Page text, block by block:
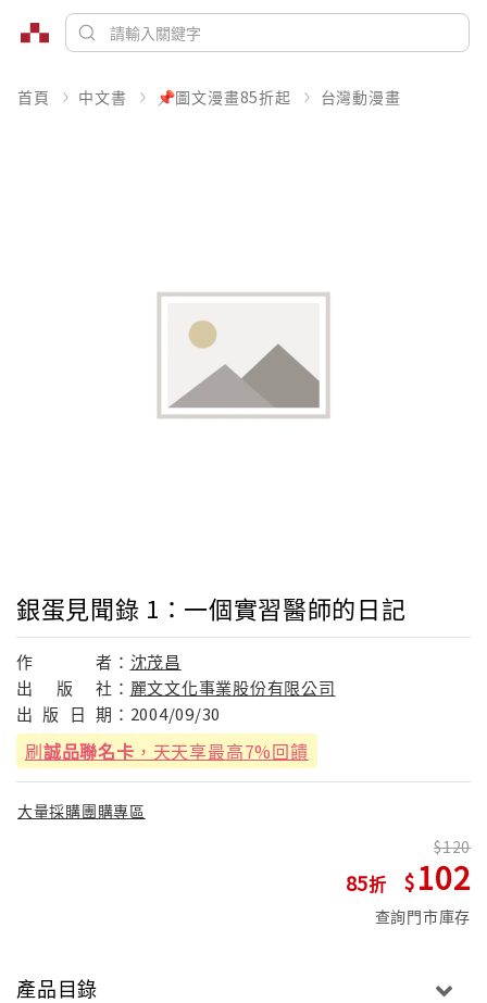
首頁 中文書 📌圖文漫畫85折起 台灣動漫畫
銀蛋見聞錄 1：一個實習醫師的日記
作 者： 沈茂昌
出
版 社： 麗文文化事業股份有限公司
出 版 日 期： 2004/09/30
刷誠品聯名卡 ，天天享最高7%回饋
大量採購團購專區
85
120
102
查詢門市庫存
產品目錄